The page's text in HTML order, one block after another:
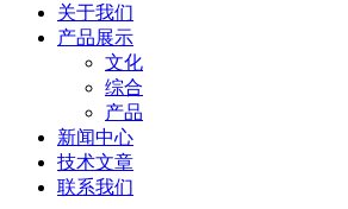
关于我们
产品展示
文化
综合
产品
新闻中心
技术文章
联系我们